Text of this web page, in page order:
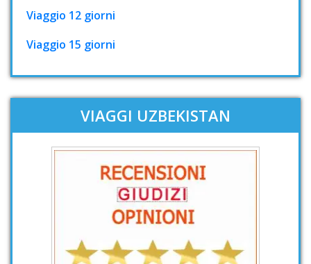
Viaggio 12 giorni
Viaggio 15 giorni
VIAGGI UZBEKISTAN